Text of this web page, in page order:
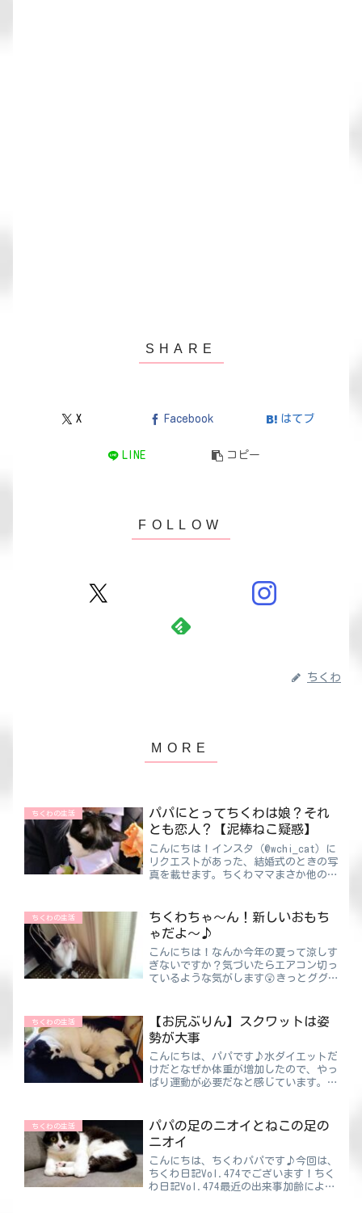
X Facebook はてブ
LINE コピー
ちくわ
ちくわの生活
パパにとってちくわは娘？それ
とも恋人？【泥棒ねこ疑惑】
こんにちは！インスタ（@wchi_cat）に
リクエストがあった、結婚式のときの写
真を載せます。ちくわママまさか他の写
言葉を知っていますか？１，ワンピース
のナミ２，物を盗...
ちくわの生活
ちくわちゃ～ん！新しいおもち
ゃだよ～♪
こんにちは！なんか今年の夏って涼しす
ぎないですか？気づいたらエアコン切っ
ているような気がします😲きっとググ
らしい！！たまたまなのかなぁ😥明け
方釣りしていたんですが、半袖...
ちくわの生活
【お尻ぶりん】スクワットは姿
勢が大事
こんにちは、パパです♪水ダイエットだ
けだとなぜか体重が増加したので、やっ
ぱり運動が必要だなと感じています。こ
エットの効果はまったく見られません。
お肌の調子がよくなって頭...
ちくわの生活
パパの足のニオイとねこの足の
ニオイ
こんにちは、ちくわパパです♪今回は、
ちくわ日記Vol.474でございます！ちく
わ日記Vol.474最近の出来事加齢による